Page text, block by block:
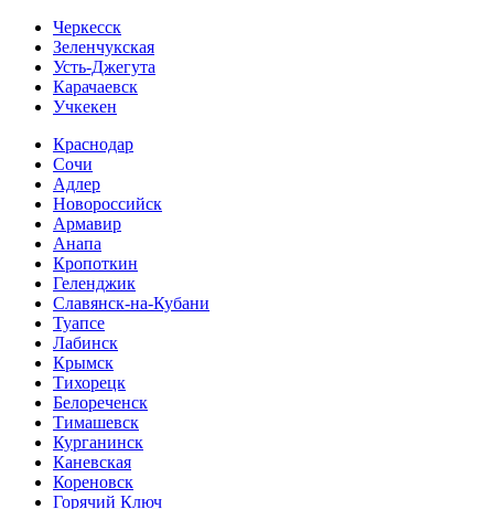
Черкесск
Зеленчукская
Усть-Джегута
Карачаевск
Учкекен
Краснодар
Сочи
Адлер
Новороссийск
Армавир
Анапа
Кропоткин
Геленджик
Славянск-на-Кубани
Туапсе
Лабинск
Крымск
Тихорецк
Белореченск
Тимашевск
Курганинск
Каневская
Кореновск
Горячий Ключ